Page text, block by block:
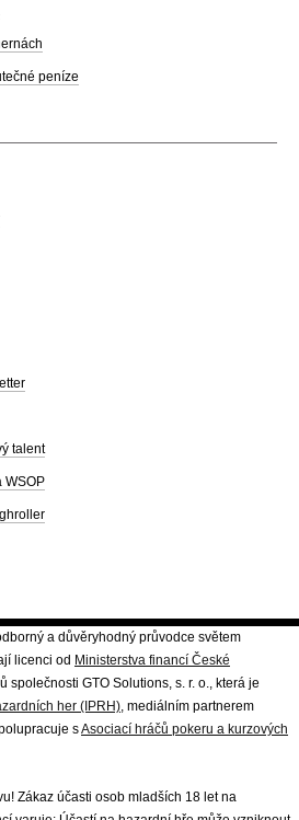
peníze
talent
WSOP
a důvěryhodný průvodce světem
licenci od Ministerstva financí České
společnosti GTO Solutions, s. r. o., která je
her (IPRH), mediálním partnerem
sAsociací hráčů pokeru a kurzových
Zákaz účasti osob mladších 18 let na